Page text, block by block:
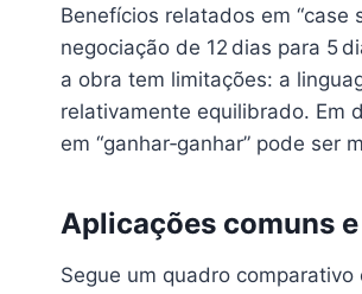
Benefícios relatados em
negociação de 12 dias para 5
a obra tem limitações: a
relativamente equilibrado. Em
em “ganhar‑ganhar” pode ser
Aplicações comuns
Segue um quadro